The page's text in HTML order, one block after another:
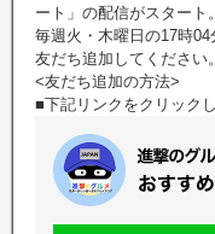
ート」の配信がスタート。
毎週火・木曜日の17時
友だち追加してください。
<友だち追加の方法>
■下記リンクをクリック